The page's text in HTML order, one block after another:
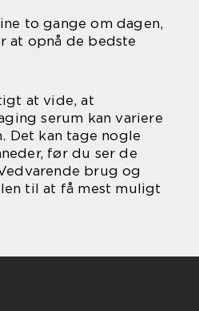
to gange om dagen,
at opnå de bedste
at vide, at
serum kan variere
Det kan tage nogle
før du ser de
brug og
til at få mest muligt